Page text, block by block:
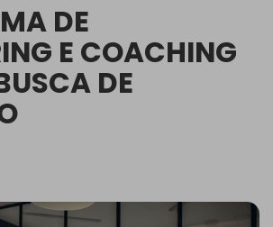
DE
E COACHING
DE